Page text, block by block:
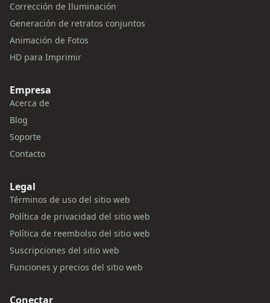
Corrección de Iluminación
Generación de retratos conjuntos
Animación de Fotos
HD para Imprimir
Empresa
Acerca de
Blog
Soporte
Contacto
Legal
Términos de uso del sitio web
Política de privacidad del sitio web
Política de reembolso del sitio web
Suscripciones del sitio web
Funciones y precios del sitio web
Conectar